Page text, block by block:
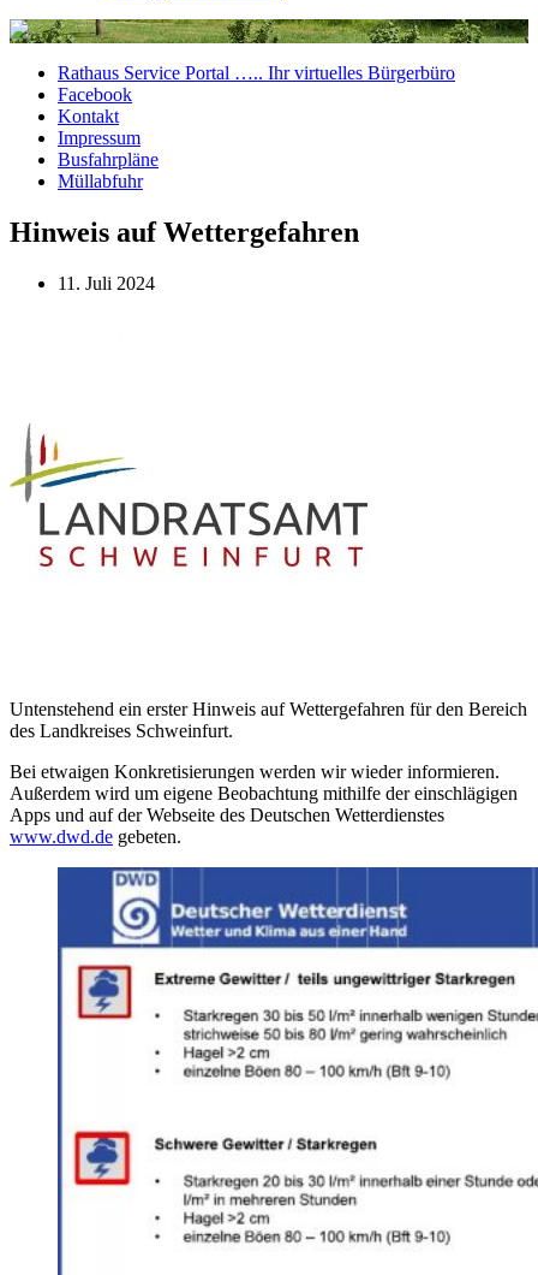
Rathaus Service Portal ….. Ihr virtuelles Bürgerbüro
Facebook
Kontakt
Impressum
Busfahrpläne
Müllabfuhr
Hinweis auf Wettergefahren
11. Juli 2024
Untenstehend ein erster Hinweis auf Wettergefahren für den Bereich
des Landkreises Schweinfurt.
Bei etwaigen Konkretisierungen werden wir wieder informieren.
Außerdem wird um eigene Beobachtung mithilfe der einschlägigen
Apps und auf der Webseite des Deutschen Wetterdienstes
www.dwd.de gebeten.